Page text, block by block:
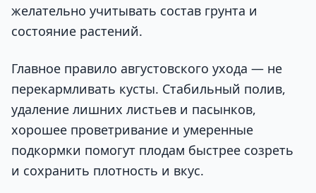
желательно учитывать состав грунта и
состояние растений.
Главное правило августовского ухода — не
перекармливать кусты. Стабильный полив,
удаление лишних листьев и пасынков,
хорошее проветривание и умеренные
подкормки помогут плодам быстрее созреть
и сохранить плотность и вкус.